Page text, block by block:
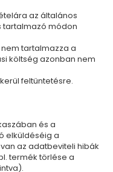
az általános
tartalmazó módon
tartalmazza a
költség azonban nem
feltüntetésre.
és a
elküldéséig a
az adatbeviteli hibák
termék törlése a